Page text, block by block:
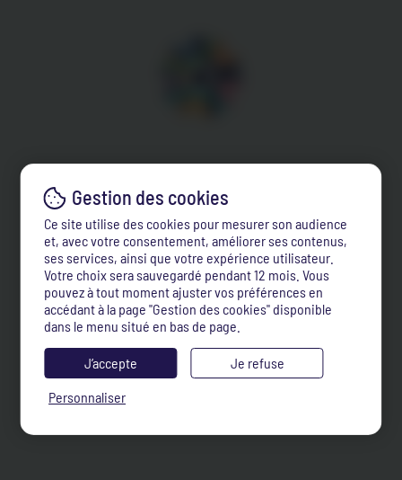
Ce site utilise des cookies pour mesurer son audience
et, avec votre consentement, améliorer ses contenus,
ses services, ainsi que votre expérience utilisateur.
Votre choix sera sauvegardé pendant 12 mois. Vous
pouvez à tout moment ajuster vos préférences en
accédant à la page "Gestion des cookies" disponible
dans le menu situé en bas de page.
J’accepte
Je refuse
Personnaliser